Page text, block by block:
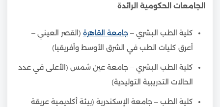
الجامعات الحكومية الرائدة
كلية الطب البشري – جامعة القاهرة (القصر العيني –
أعرق كليات الطب في الشرق الأوسط وأفريقيا)
كلية الطب البشري – جامعة عين شمس (الأعلى في عدد
الحالات التدريبية التوليدية)
كلية الطب – جامعة الإسكندرية (بيئة أكاديمية عريقة